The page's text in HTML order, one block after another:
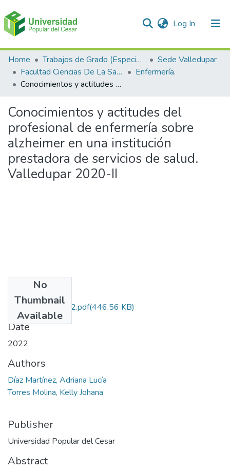
Log In (current)
Communities & Collections
All of DSpace
Home Trabajos de Grado (Especializaciones y Pregrados)
Sede Valledupar
Facultad Ciencias De La Salud.
Enfermería.
Conocimientos y actitudes del profesional de enfermería sobre alzheimer en una institución prestadora de servicios de salud. Valledupar 2020-II
Conocimientos y actitudes del
profesional de enfermería sobre
alzheimer en una institución
prestadora de servicios de salud.
Valledupar 2020-II
No
Thumbnail
Available
DíazMartínez.2022.pdf(446.56 KB)
Date
2022
Authors
Díaz Martínez, Adriana Lucía
Torres Molina, Kelly Johana
Publisher
Universidad Popular del Cesar
Abstract